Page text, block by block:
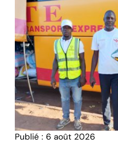
Publié : 6 août 2026